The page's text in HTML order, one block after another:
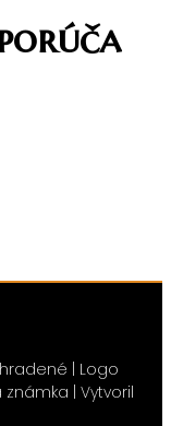
| Logo
| Vytvoril